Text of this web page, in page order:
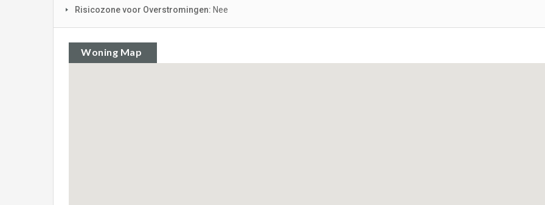
Risicozone voor Overstromingen: Nee
Woning Map